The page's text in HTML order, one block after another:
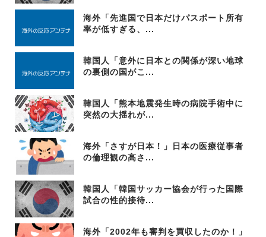
海外「先進国で日本だけパスポート所有
率が低すぎる、...
韓国人「意外に日本との関係が深い地球
の裏側の国がこ...
韓国人「熊本地震発生時の病院手術中に
突然の大揺れが...
海外「さすが日本！」日本の医療従事者
の倫理観の高さ...
韓国人「韓国サッカー協会が行った国際
試合の性的接待...
海外「2002年も審判を買収したのか！」